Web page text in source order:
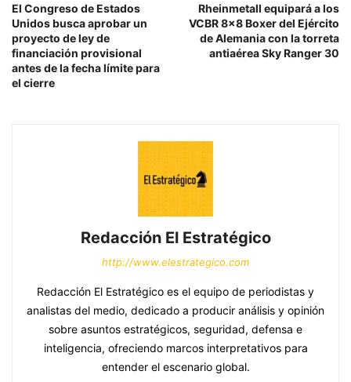
El Congreso de Estados
Unidos busca aprobar un
proyecto de ley de
financiación provisional
antes de la fecha límite para
el cierre
Rheinmetall equipará a los
VCBR 8×8 Boxer del Ejército
de Alemania con la torreta
antiaérea Sky Ranger 30
Redacción El Estratégico
http://www.elestrategico.com
Redacción El Estratégico es el equipo de periodistas y
analistas del medio, dedicado a producir análisis y opinión
sobre asuntos estratégicos, seguridad, defensa e
inteligencia, ofreciendo marcos interpretativos para
entender el escenario global.